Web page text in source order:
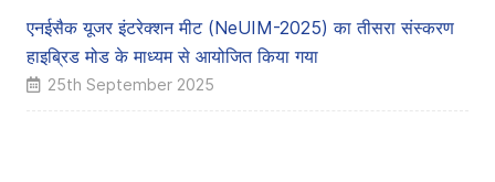
एनईसैक यूजर इंटरेक्शन मीट (NeUIM-2025) का तीसरा संस्करण
हाइब्रिड मोड के माध्यम से आयोजित किया गया
25th September 2025